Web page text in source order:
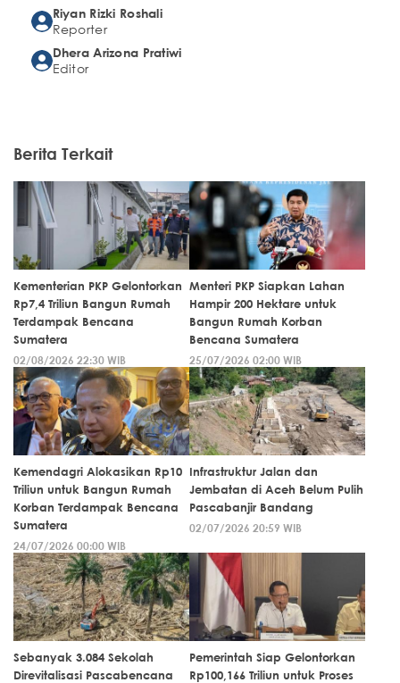
Riyan Rizki Roshali
Reporter
Dhera Arizona Pratiwi
Editor
Berita Terkait
Kementerian PKP Gelontorkan
Rp7,4 Triliun Bangun Rumah
Terdampak Bencana
Sumatera
02/08/2026 22:30 WIB
Menteri PKP Siapkan Lahan
Hampir 200 Hektare untuk
Bangun Rumah Korban
Bencana Sumatera
25/07/2026 02:00 WIB
Kemendagri Alokasikan Rp10
Triliun untuk Bangun Rumah
Korban Terdampak Bencana
Sumatera
24/07/2026 00:00 WIB
Infrastruktur Jalan dan
Jembatan di Aceh Belum Pulih
Pascabanjir Bandang
02/07/2026 20:59 WIB
Sebanyak 3.084 Sekolah
Direvitalisasi Pascabencana
Pemerintah Siap Gelontorkan
Rp100,166 Triliun untuk Proses